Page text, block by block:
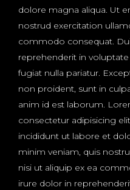
dolore magna aliqua. Ut
nostrud exercitation
commodo consequat.
reprehenderit in
fugiat nulla pariatur.
non proident, sunt in
anim id est laborum.
consectetur adipisicing
incididunt ut labore et
minim veniam, quis
nisi ut aliquip ex ea
irure dolor in